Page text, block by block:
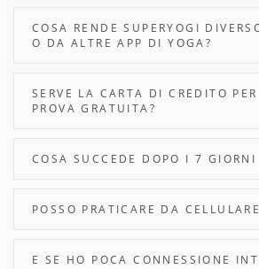
COSA RENDE SUPERYOGI
O DA ALTRE APP DI YOGA?
SERVE LA CARTA DI CREDITO
PROVA GRATUITA?
COSA SUCCEDE DOPO I 7 GIORNI
POSSO PRATICARE DA
E SE HO POCA CONNESSIONE